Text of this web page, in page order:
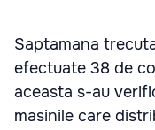
Saptamana
efectuate 38 de
aceasta s-au
masinile care